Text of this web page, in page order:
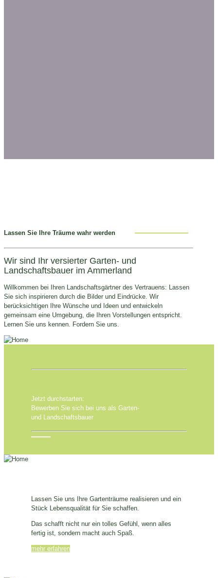
Lassen Sie Ihre Träume wahr werden
Wir sind Ihr versierter Garten- und
Landschaftsbauer im Ammerland
Willkommen bei Ihren Landschaftsgärtner des Vertrauens: Lassen
Sie sich inspirieren durch die Bilder und Eindrücke. Wir
berücksichtigen Ihre Wünsche und Ideen und entwickeln
gemeinsam eine Umgebung, die Ihren Vorstellungen entspricht.
Lernen Sie uns kennen. Fordern Sie uns.
Jetzt durchstarten:
Bewerben Sie sich bei uns als Garten-
und Landschaftsbauer
Lassen Sie uns Ihre Gartenträume realisieren und ein
Stück Lebensqualität für Sie schaffen.
Das schafft nicht nur ein tolles Gefühl, wenn alles
fertig ist, sondern macht auch Spaß.
mehr erfahren